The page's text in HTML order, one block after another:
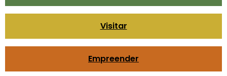
Visitar
Empreender